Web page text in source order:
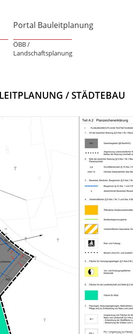
ÖBB /
Landschaftsplanung
Portal Bauleitplanung
/ STÄDTEBAU